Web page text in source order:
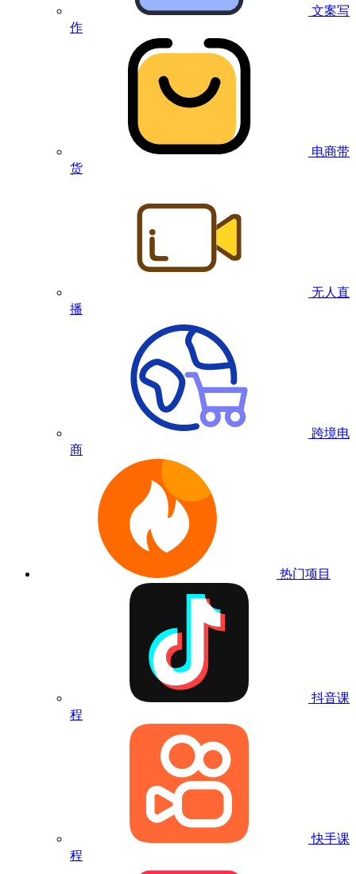
文案写
作
电商带
货
无人直
播
跨境电
商
热门项目
抖音课
程
快手课
程